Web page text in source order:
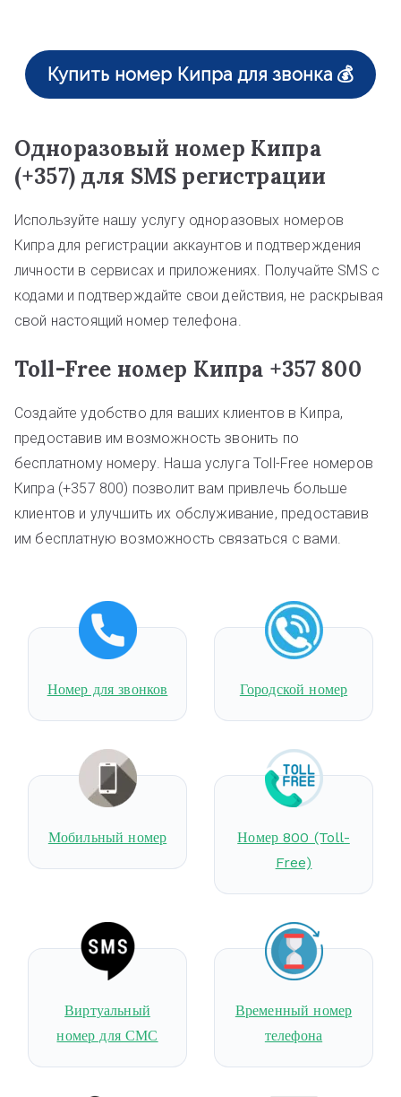
Купить номер Кипра для звонка 💰
Одноразовый номер Кипра
(+357) для SMS регистрации
Используйте нашу услугу одноразовых номеров
Кипра для регистрации аккаунтов и подтверждения
личности в сервисах и приложениях. Получайте SMS с
кодами и подтверждайте свои действия, не раскрывая
свой настоящий номер телефона.
Toll-Free номер Кипра +357 800
Создайте удобство для ваших клиентов в Кипра,
предоставив им возможность звонить по
бесплатному номеру. Наша услуга Toll-Free номеров
Кипра (+357 800) позволит вам привлечь больше
клиентов и улучшить их обслуживание, предоставив
им бесплатную возможность связаться с вами.
Номер для звонков Городской номер
Мобильный номер
Номер 800 (Toll-
Free)
Виртуальный
номер для СМС
Временный номер
телефона